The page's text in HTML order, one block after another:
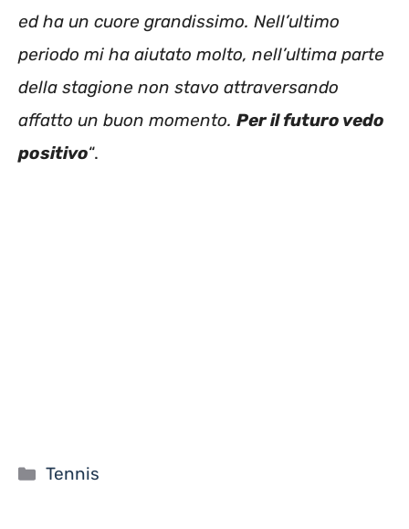
ed ha un cuore grandissimo. Nell’ultimo
periodo mi ha aiutato molto, nell’ultima parte
della stagione non stavo attraversando
affatto un buon momento. Per il futuro vedo
positivo“.
Categorie
Tennis